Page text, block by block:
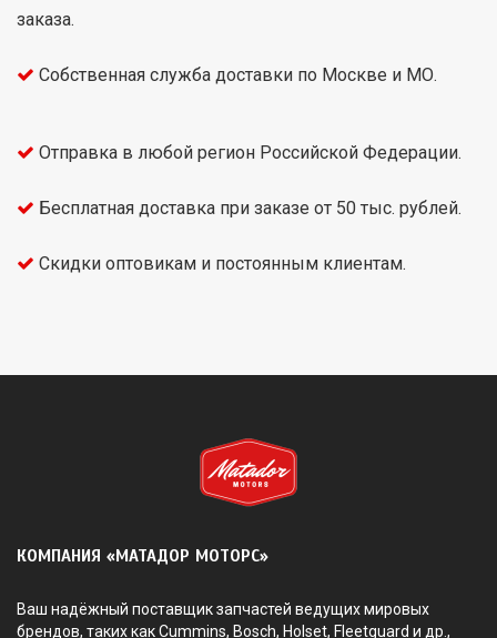
заказа.
Собственная служба доставки по Москве и МО.
Отправка в любой регион Российской Федерации.
Бесплатная доставка при заказе от 50 тыс. рублей.
Скидки оптовикам и постоянным клиентам.
КОМПАНИЯ «МАТАДОР МОТОРС»
Ваш надёжный поставщик запчастей ведущих мировых
брендов, таких как Cummins, Bosch, Holset, Fleetguard и др.,